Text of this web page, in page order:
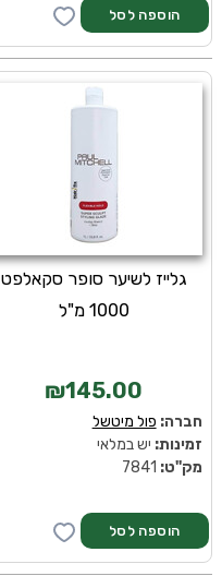
גלייז לשיער סופר סקאלפט
1000 מ"ל
₪145.00
חברה: פול מיטשל
זמינות: יש במלאי
מק''ט: